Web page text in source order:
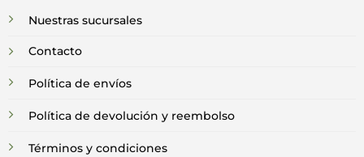
Nuestras sucursales
Contacto
Política de envíos
Política de devolución y reembolso
Términos y condiciones